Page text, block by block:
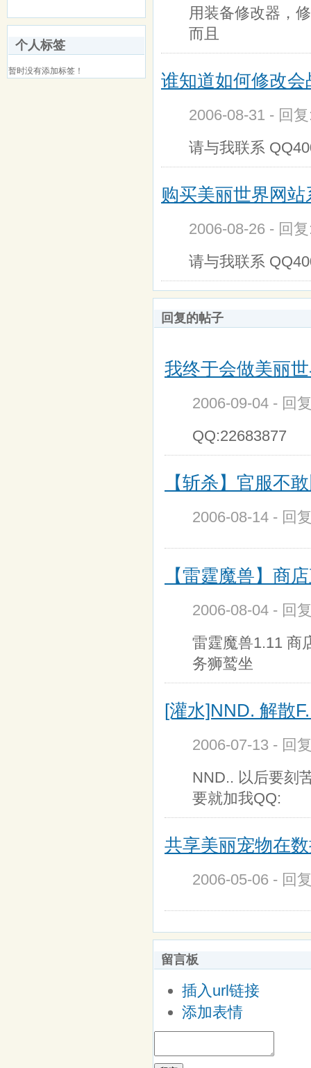
个人标签
暂时没有添加标签！
用装备修改器，
而且
谁知道如何修改
2006-08-31 - 回
请与我联系
购买美丽世界网站
2006-08-26 - 回
请与我联系
回复的帖子
我终于会做美丽
2006-09-04 - 回
QQ:22683877
【斩杀】官服不
2006-08-14 - 回
【雷霆魔兽】商
2006-08-04 - 回
雷霆魔兽1.11 商
务狮鹫坐
[灌水]NND. 解散
2006-07-13 - 回
NND.. 以后要刻
要就加我QQ:
共享美丽宠物在
2006-05-06 - 回
留言板
插入url链接
添加表情